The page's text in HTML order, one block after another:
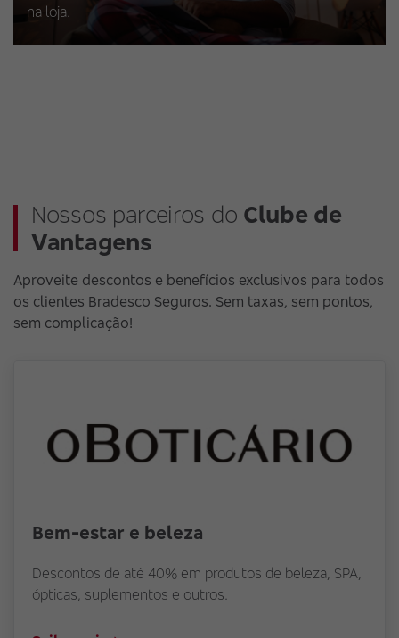
na loja.
Nossos parceiros do Clube de
Vantagens
Aproveite descontos e benefícios exclusivos para todos
os clientes Bradesco Seguros. Sem taxas, sem pontos,
sem complicação!
Bem-estar e beleza
Descontos de até 40% em produtos de beleza, SPA,
ópticas, suplementos e outros.